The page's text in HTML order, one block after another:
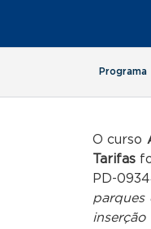
Programa
O curso
Tarifas
PD-
parques